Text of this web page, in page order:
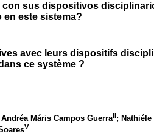
con sus dispositivos
en este sistema?
avec leurs dispositifs
ce système ?
Andréa Máris Campos GuerraII;
V